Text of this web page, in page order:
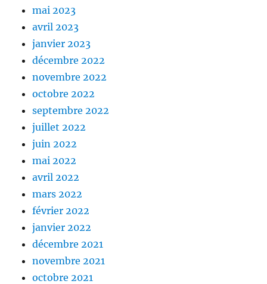
mai 2023
avril 2023
janvier 2023
décembre 2022
novembre 2022
octobre 2022
septembre 2022
juillet 2022
juin 2022
mai 2022
avril 2022
mars 2022
février 2022
janvier 2022
décembre 2021
novembre 2021
octobre 2021